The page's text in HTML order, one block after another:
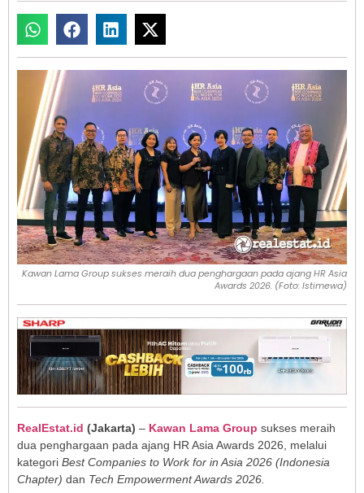
Kawan Lama Group sukses meraih dua penghargaan pada ajang HR Asia
Awards 2026. (Foto: Istimewa)
RealEstat.id (Jakarta) – Kawan Lama Group sukses meraih
dua penghargaan pada ajang HR Asia Awards 2026, melalui
kategori Best Companies to Work for in Asia 2026 (Indonesia
Chapter) dan Tech Empowerment Awards 2026.